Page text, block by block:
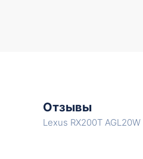
Отзывы
Lexus RX200T AGL20W